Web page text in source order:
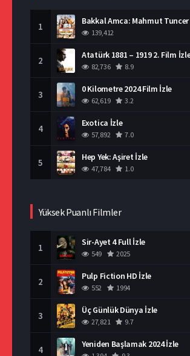
1 Bakkal Amca: Mahmut
139,412
2 Atatürk 1881 – 1919 2. Film
82,736 8.9
3 0 Kilometre 2024 Film İzle
62,619 3.2
4 Exotica İzle
57,892 7.0
5 Hep Yek: Aşiret İzle
47,784 1.0
Yüksek Puanlı Filmler
1 Sir-Ayet 4 Full İzle
549 2025
2 Pulp Fiction HD İzle
552 1994
3 Üç Günlük Dünya İzle
27,821 9.7
4 Yeniden Başlamak 2024 İzle